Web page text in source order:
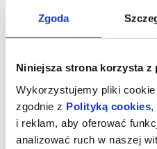
Zgoda
Niniejsza strona korzysta z
Wykorzystujemy pliki cookie
zgodnie z Polityką cookies
i reklam, aby oferować
analizować ruch w naszej